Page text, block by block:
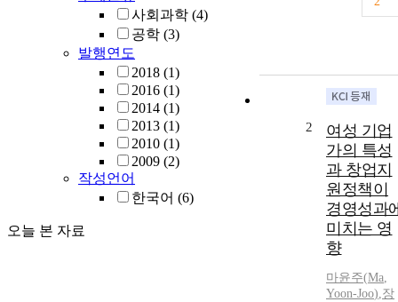
사회과학 (4)
공학 (3)
발행연도
2018 (1)
2016 (1)
2014 (1)
2013 (1)
2010 (1)
2009 (2)
작성언어
한국어 (6)
오늘 본 자료
2
여성 기업
가의 특성
과 창업지
원정책이
경영성과
미치는 영
향
마윤주(Ma,
Yoon-Joo),장